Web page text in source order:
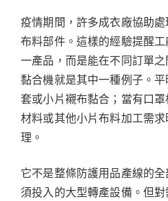
疫情期間，許多成衣廠協助
布料部件。這樣的經驗提醒
一產品，而是能在不同訂單
黏合機就是其中一種例子。
套或小片襯布黏合；當有口
材料或其他小片布料加工需
理。
它不是整條防護用品產線的
須投入的大型轉產設備。但